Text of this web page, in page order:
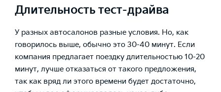
Длительность тест-драйва
У разных автосалонов разные условия. Но, как
говорилось выше, обычно это 30-40 минут. Если
компания предлагает поездку длительностью 10-20
минут, лучше отказаться от такого предложения,
так как вряд ли этого времени будет достаточно,